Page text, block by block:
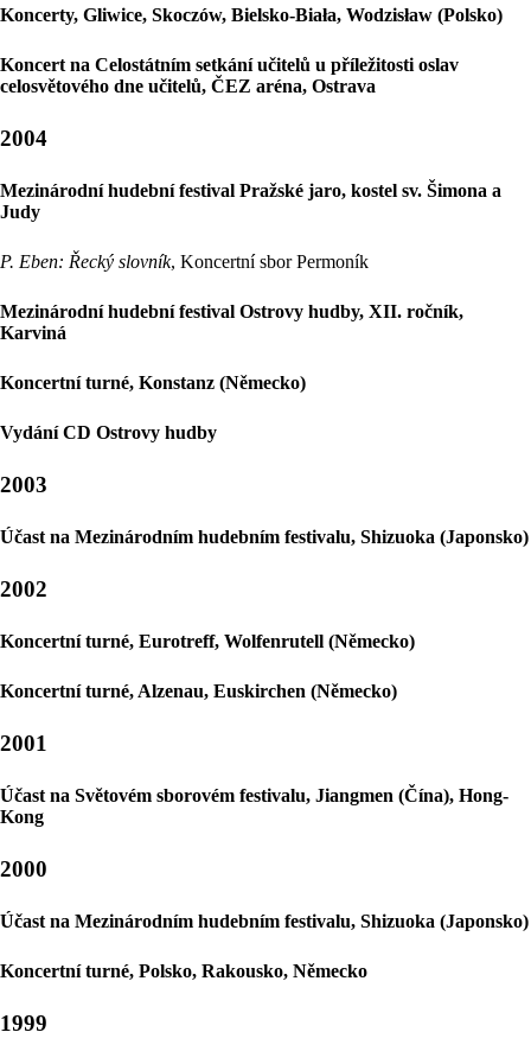
Koncerty, Gliwice, Skoczów, Bielsko-Biała, Wodzisław (Polsko)
Koncert na Celostátním setkání učitelů u příležitosti oslav
celosvětového dne učitelů, ČEZ aréna, Ostrava
2004
Mezinárodní hudební festival Pražské jaro, kostel sv. Šimona a
Judy
P. Eben: Řecký slovník, Koncertní sbor Permoník
Mezinárodní hudební festival Ostrovy hudby, XII. ročník,
Karviná
Koncertní turné, Konstanz (Německo)
Vydání CD Ostrovy hudby
2003
Účast na Mezinárodním hudebním festivalu, Shizuoka (Japonsko)
2002
Koncertní turné, Eurotreff, Wolfenrutell (Německo)
Koncertní turné, Alzenau, Euskirchen (Německo)
2001
Účast na Světovém sborovém festivalu, Jiangmen (Čína), Hong-
Kong
2000
Účast na Mezinárodním hudebním festivalu, Shizuoka (Japonsko)
Koncertní turné, Polsko, Rakousko, Německo
1999